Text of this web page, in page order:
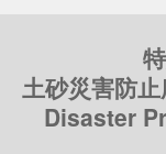
土砂災害防
Disaster